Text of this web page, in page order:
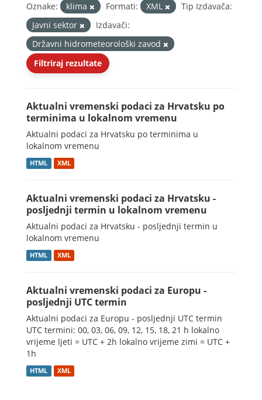
Oznake: klima Formati: XML
Tip Izdavača:
Javni sektor
Izdavači:
Državni hidrometeorološki zavod
Filtriraj rezultate
Aktualni vremenski podaci za Hrvatsku po
terminima u lokalnom vremenu
Aktualni podaci za Hrvatsku po terminima u
lokalnom vremenu
HTML XML
Aktualni vremenski podaci za Hrvatsku -
posljednji termin u lokalnom vremenu
Aktualni podaci za Hrvatsku - posljednji termin u
lokalnom vremenu
HTML XML
Aktualni vremenski podaci za Europu -
posljednji UTC termin
Aktualni podaci za Europu - posljednji UTC termin
UTC termini: 00, 03, 06, 09, 12, 15, 18, 21 h lokalno
vrijeme ljeti = UTC + 2h lokalno vrijeme zimi = UTC +
1h
HTML XML